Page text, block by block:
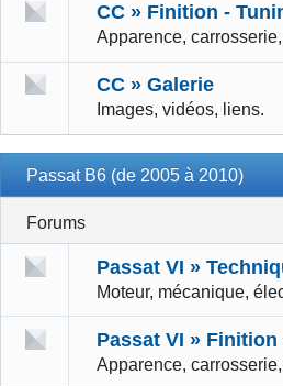
CC » Finition -
Apparence,
CC » Galerie
Images, vidéos, liens.
Passat B6 (de 2005 à 2010)
Forums
Passat VI »
Moteur, mécanique,
Passat VI » Finition
Apparence,